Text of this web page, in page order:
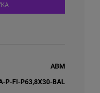
ABM
P-FI-P63,8X30-BAL